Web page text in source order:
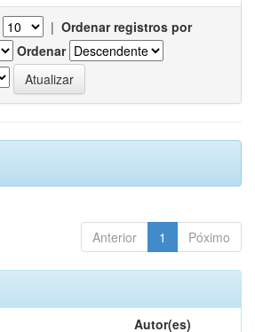
| Ordenar registros por
Ordenar
Anterior 1 Póximo
Autor(es)